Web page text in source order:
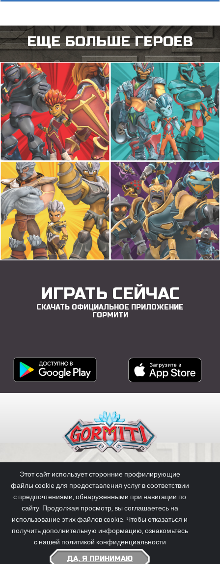
точно в цель и которых невозможно
избежать!
ЕЩЕ БОЛЬШЕ ГЕРОЕВ
ИГРАТЬ СЕЙЧАС
СКАЧАТЬ ОФИЦИАЛЬНОЕ ПРИЛОЖЕНИЕ
ГОРМИТИ
СКАЧАТЬ ПРИЛОЖЕНИЕ
PRIVACY POLICY|COOKIE POLICY
GORMITI © 2026 GIOCHI PREZIOSI S.P.A., PLANETA JUNIOR & KOTOC.
ALL RIGHTS RESERVED - P.IVA 05935650969
Этот сайт использует сторонние профилирующие
файлы cookie для предоставления услуг в соответствии
с предпочтениями, обнаруженными при навигации по
сайту. Продолжая просмотр, вы соглашаетесь на
использование этих файлов cookie. Чтобы отказаться и
получить дополнительную информацию, ознакомьтесь
с нашей политикой конфиденциальности
ДА, Я ПРИНИМАЮ